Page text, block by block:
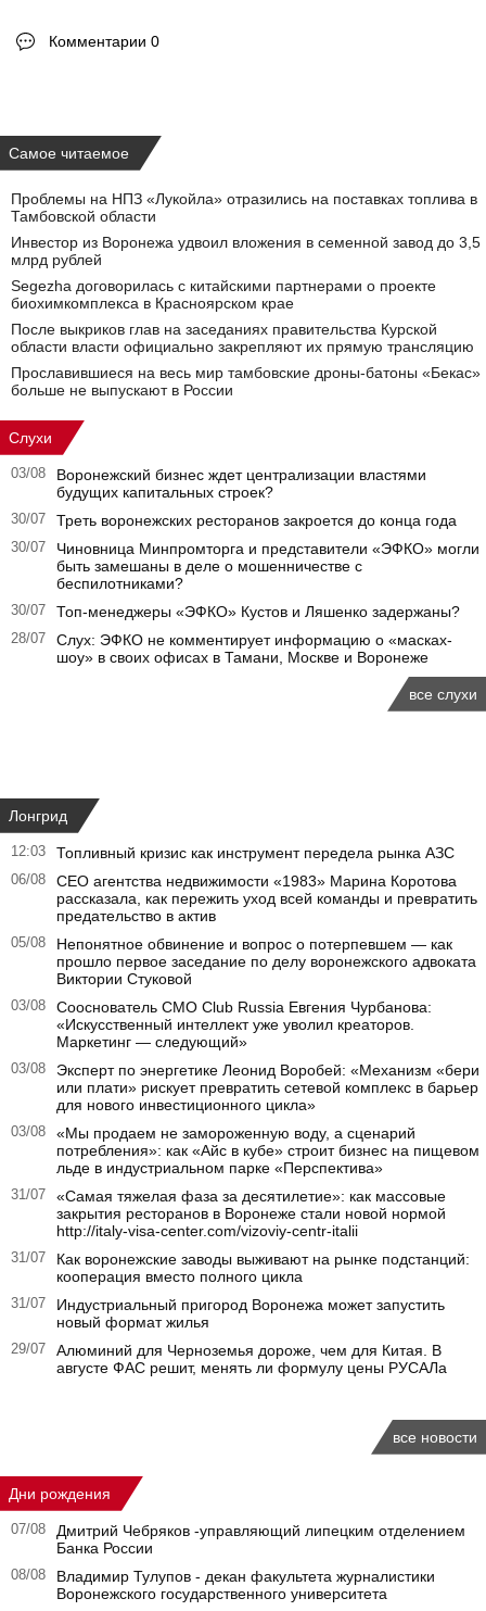
Комментарии 0
Самое читаемое
Проблемы на НПЗ «Лукойла» отразились на поставках топлива в
Тамбовской области
Инвестор из Воронежа удвоил вложения в семенной завод до 3,5
млрд рублей
Segezha договорилась с китайскими партнерами о проекте
биохимкомплекса в Красноярском крае
После выкриков глав на заседаниях правительства Курской
области власти официально закрепляют их прямую трансляцию
Прославившиеся на весь мир тамбовские дроны-батоны «Бекас»
больше не выпускают в России
Слухи
03/08
Воронежский бизнес ждет централизации властями
будущих капитальных строек?
30/07 Треть воронежских ресторанов закроется до конца года
30/07
Чиновница Минпромторга и представители «ЭФКО» могли
быть замешаны в деле о мошенничестве с
беспилотниками?
30/07 Топ-менеджеры «ЭФКО» Кустов и Ляшенко задержаны?
28/07
Слух: ЭФКО не комментирует информацию о «масках-
шоу» в своих офисах в Тамани, Москве и Воронеже
все слухи
Лонгрид
12:03 Топливный кризис как инструмент передела рынка АЗС
06/08
CEO агентства недвижимости «1983» Марина Коротова
рассказала, как пережить уход всей команды и превратить
предательство в актив
05/08
Непонятное обвинение и вопрос о потерпевшем — как
прошло первое заседание по делу воронежского адвоката
Виктории Стуковой
03/08
Сооснователь CMO Club Russia Евгения Чурбанова:
«Искусственный интеллект уже уволил креаторов.
Маркетинг — следующий»
03/08
Эксперт по энергетике Леонид Воробей: «Механизм «бери
или плати» рискует превратить сетевой комплекс в барьер
для нового инвестиционного цикла»
03/08
«Мы продаем не замороженную воду, а сценарий
потребления»: как «Айс в кубе» строит бизнес на пищевом
льде в индустриальном парке «Перспектива»
31/07
«Самая тяжелая фаза за десятилетие»: как массовые
закрытия ресторанов в Воронеже стали новой нормой
http://italy-visa-center.com/vizoviy-centr-italii
31/07
Как воронежские заводы выживают на рынке подстанций:
кооперация вместо полного цикла
31/07
Индустриальный пригород Воронежа может запустить
новый формат жилья
29/07
Алюминий для Черноземья дороже, чем для Китая. В
августе ФАС решит, менять ли формулу цены РУСАЛа
все новости
Дни рождения
07/08
Дмитрий Чебряков -управляющий липецким отделением
Банка России
08/08
Владимир Тулупов - декан факультета журналистики
Воронежского государственного университета